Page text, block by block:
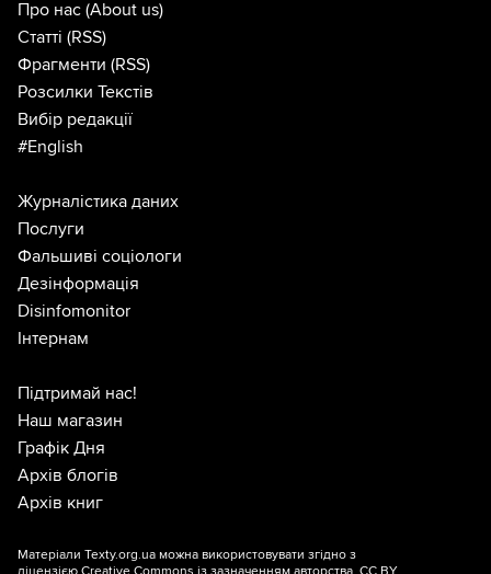
Про нас (About us)
Статті (RSS)
Фрагменти (RSS)
Розсилки Текстів
Вибір редакції
#English
Журналістика даних
Послуги
Фальшиві соціологи
Дезінформація
Disinfomonitor
Інтернам
Підтримай нас!
Наш магазин
Графік Дня
Архів блогів
Архів книг
Матеріали Texty.org.ua можна використовувати згідно з